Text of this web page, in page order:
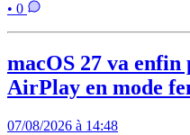
• 0
macOS 27 va
AirPlay en mode
07/08/2026 à 14:48